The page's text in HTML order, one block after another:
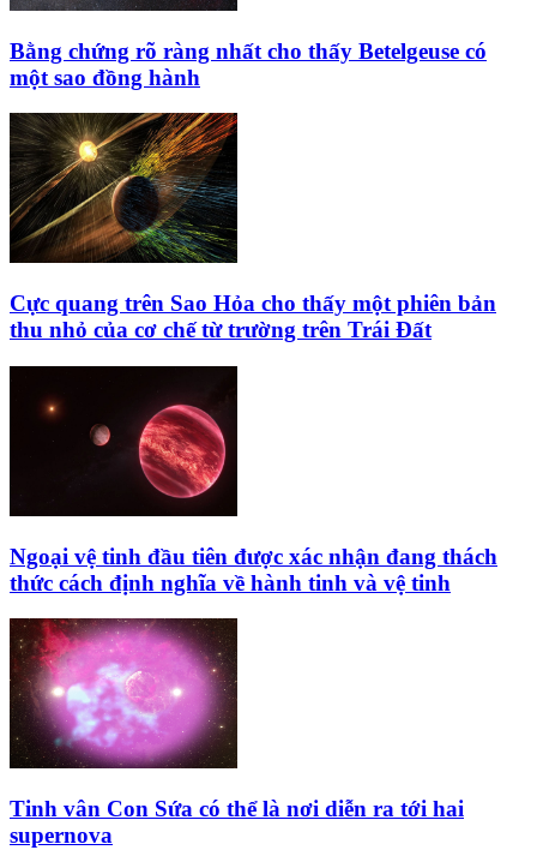
Bằng chứng rõ ràng nhất cho thấy Betelgeuse có
một sao đồng hành
Cực quang trên Sao Hỏa cho thấy một phiên bản
thu nhỏ của cơ chế từ trường trên Trái Đất
Ngoại vệ tinh đầu tiên được xác nhận đang thách
thức cách định nghĩa về hành tinh và vệ tinh
Tinh vân Con Sứa có thể là nơi diễn ra tới hai
supernova